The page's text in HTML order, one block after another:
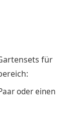
für
oder einen